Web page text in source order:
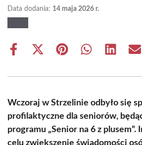
Data dodania: 14 maja 2026 r.
Share
Share
(Twitter)
Share Share Share
Wczoraj w Strzelinie odbyło się
profilaktyczne dla seniorów,
programu „Senior na 6 z plusem”.
celu zwiększenie świadomości